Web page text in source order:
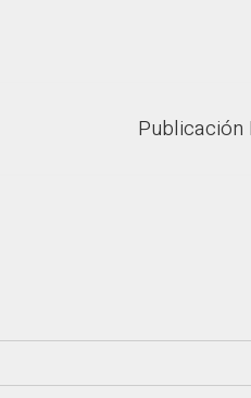
Publicación